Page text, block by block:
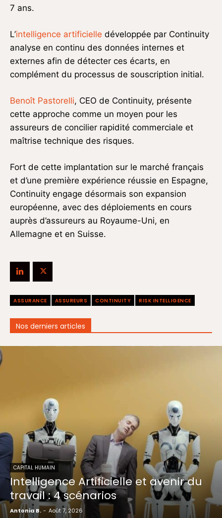
7 ans.
L’intelligence artificielle développée par Continuity
analyse en continu des données internes et
externes afin de détecter ces écarts, en
complément du processus de souscription initial.
Benoît Pastorelli, CEO de Continuity, présente
cette approche comme un moyen pour les
assureurs de concilier rapidité commerciale et
maîtrise technique des risques.
Fort de cette implantation sur le marché français
et d’une première expérience réussie en Espagne,
Continuity engage désormais son expansion
européenne, avec des déploiements en cours
auprès d’assureurs au Royaume-Uni, en
Allemagne et en Suisse.
ASSURANCE ASSUREURS CONTINUITY RISK INTELLIGENCE
Nos derniers articles
CAPITAL HUMAIN
Intelligence Artificielle et avenir du
travail : 4 scénarios
Antonia B. - Août 7, 2026